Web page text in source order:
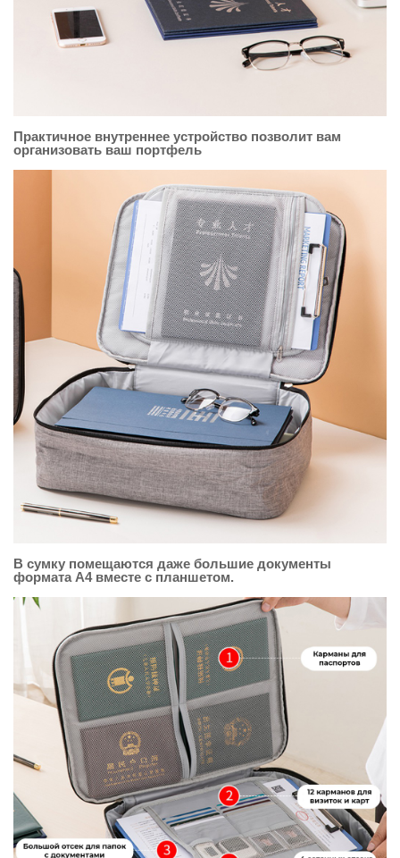
Практичное внутреннее устройство позволит вам
организовать ваш портфель
В сумку помещаются даже большие документы
формата А4 вместе с планшетом.